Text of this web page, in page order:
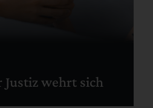
Justiz wehrt sich